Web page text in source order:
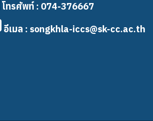
โทรศัพท์ : 074-376667
อีเมล : songkhla-iccs@sk-cc.ac.th